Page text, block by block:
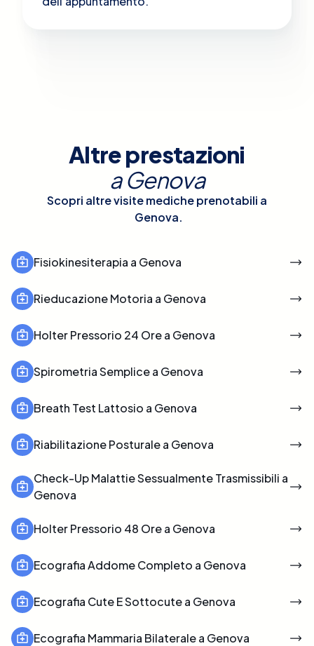
Altre prestazioni
aGenova
Scopri altre visite mediche prenotabili a
Genova.
Fisiokinesiterapia a Genova
Rieducazione Motoria a Genova
Holter Pressorio 24 Ore a Genova
Spirometria Semplice a Genova
Breath Test Lattosio a Genova
Riabilitazione Posturale a Genova
Check-Up Malattie Sessualmente Trasmissibili a
Genova
Holter Pressorio 48 Ore a Genova
Ecografia Addome Completo a Genova
Ecografia Cute E Sottocute a Genova
Ecografia Mammaria Bilaterale a Genova